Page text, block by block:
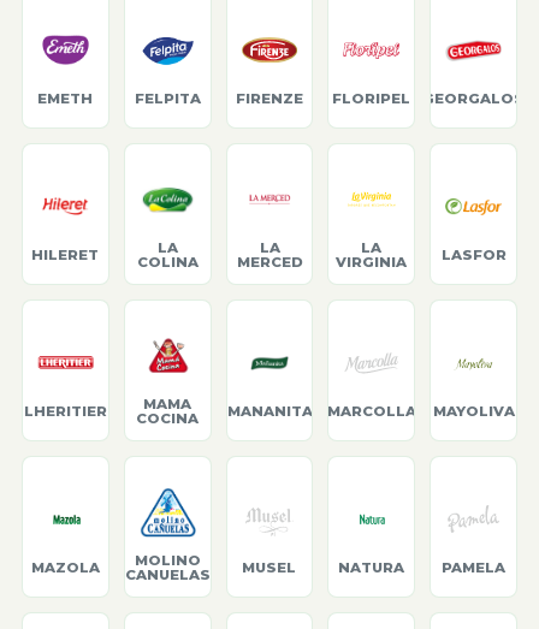
EMETH FELPITA FIRENZE FLORIPEL GEORGALOS
HILERET
LA
COLINA
LA
MERCED
LA
VIRGINIA
LASFOR
LHERITIER
MAMA
COCINA
MANANITA MARCOLLA MAYOLIVA
MAZOLA
MOLINO
CANUELAS
MUSEL NATURA PAMELA